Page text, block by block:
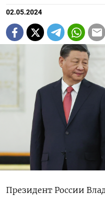
02.05.2024
Президент России